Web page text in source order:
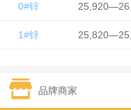
0#锌
1#锌
1#锡品牌商家